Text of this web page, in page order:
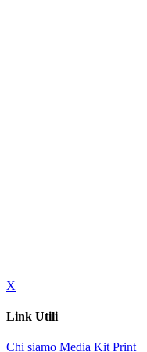
X
Link Utili
Chi siamo Media Kit Print